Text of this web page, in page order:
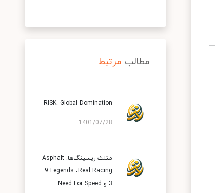
مطالب مرتبط
RISK: Global Domination
1401/07/28
مثلث ریسینگ‌ها: Asphalt
9 Legends ،Real Racing
3 و Need For Speed